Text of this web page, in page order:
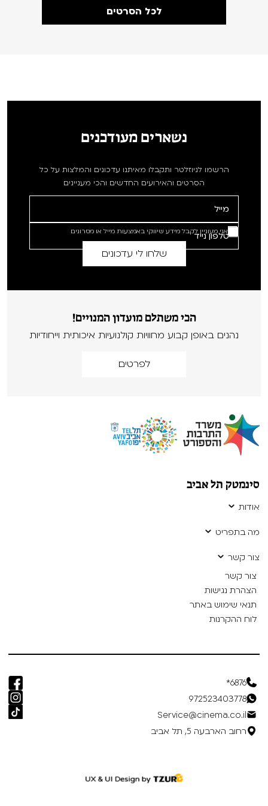
לכל הסרטים
נשארים מעודכנים
הרשמו לניוזלטר ותקבלו מאיתנו עדכונים והמלצות על כל
הסרטים והאירועים החדשים והכי מעניינים
אני מעוניין לקבל מידע שיווקי באמצעות מייל או מסרונים
הכי משתלם מועדון המנויים!
נהנים באופן קבוע מחוויות קולנועיות איכותית וייחודיות
לפרטים
סינמטק תל אביב
אודות
מה בתפריט
צור קשר
צור קשר
הצהרת נגישות
תנאי שימוש באתר
לוח ההקרנות
6876*
972523403778
Service@cinema.co.il
רחוב הארבעה 5, תל אביב